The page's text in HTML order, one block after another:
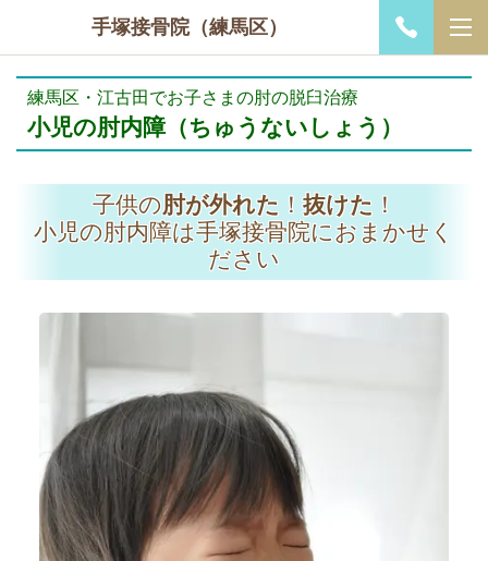
手塚接骨院（練馬区）
練馬区・江古田でお子さまの肘の脱臼治療
小児の肘内障（ちゅうないしょう）
子供の肘が外れた ！抜けた ！
小児の肘内障は手塚接骨院におまかせく
ださい